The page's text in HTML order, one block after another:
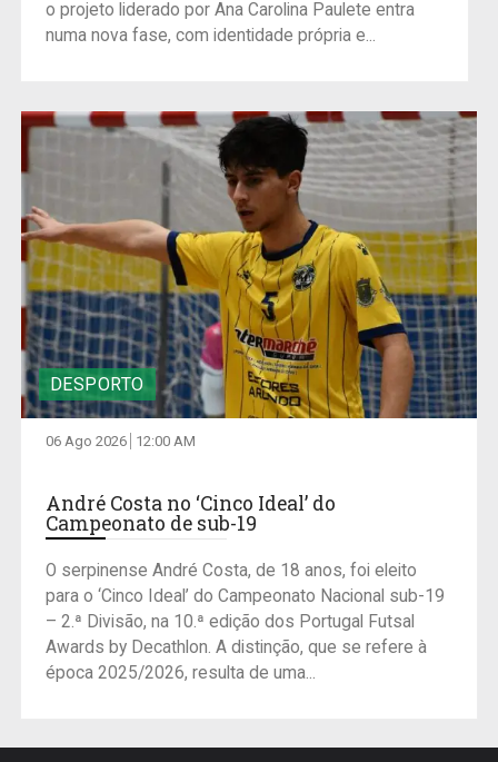
o projeto liderado por Ana Carolina Paulete entra
numa nova fase, com identidade própria e...
DESPORTO
06 Ago 2026 12:00 AM
André Costa no ‘Cinco Ideal’ do
Campeonato de sub-19
O serpinense André Costa, de 18 anos, foi eleito
para o ‘Cinco Ideal’ do Campeonato Nacional sub-19
– 2.ª Divisão, na 10.ª edição dos Portugal Futsal
Awards by Decathlon. A distinção, que se refere à
época 2025/2026, resulta de uma...